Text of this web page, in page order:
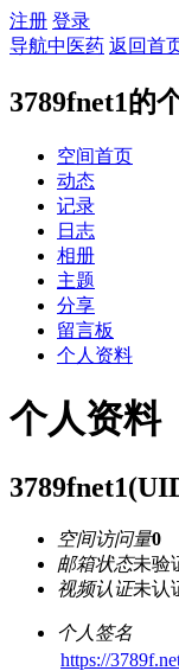
注册 登录
导航中医药 返回首
3789fnet1的
空间首页
动态
记录
日志
相册
主题
分享
留言板
个人资料
个人资料
3789fnet1
空间访问量0
邮箱状态未验
视频认证未认
个人签名
https://